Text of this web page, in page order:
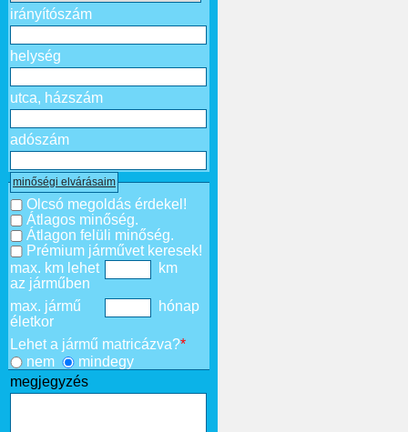
irányítószám
helység
utca, házszám
adószám
minőségi elvárásaim
Olcsó megoldás érdekel!
Átlagos minőség.
Átlagon felüli minőség.
Prémium járművet keresek!
max. km lehet
az járműben
km
max. jármű
életkor
hónap
Lehet a jármű matricázva?*
nem
mindegy
megjegyzés